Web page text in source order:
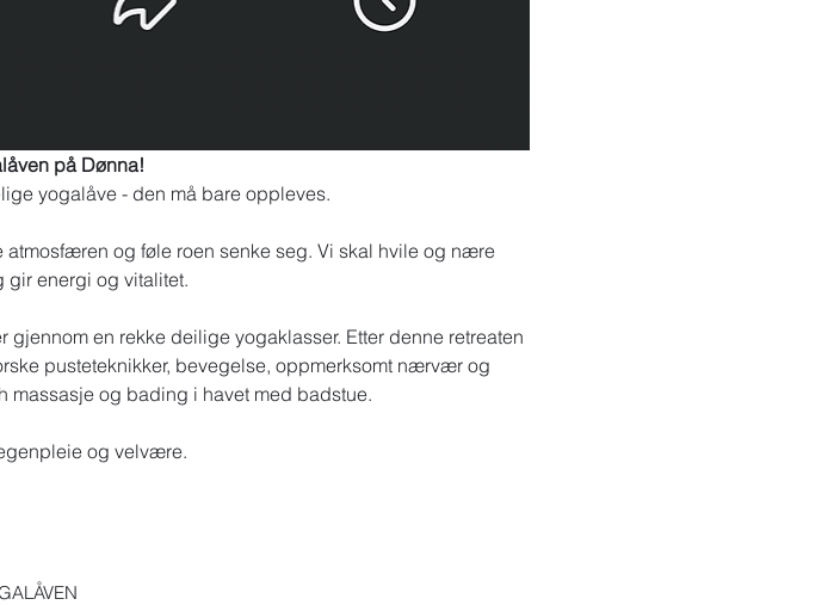
på Dønna!
yogalåve - den må bare oppleves.
og føle roen senke seg. Vi skal hvile og nære
gir energi og vitalitet.
en rekke deilige yogaklasser. Etter denne retreaten
pusteteknikker, bevegelse, oppmerksomt nærvær og
massasje og bading i havet med badstue.​
og velvære.